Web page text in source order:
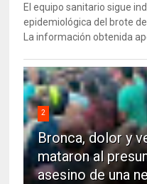
El equipo sanitario sigue
epidemiológica del brote
La información obtenida
2
Bronca, dolor y
mataron al
asesino de una